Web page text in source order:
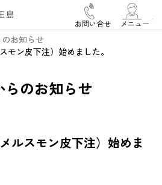
メニュー
お問い合せ
お知らせ
モン皮下注）始めました。
らのお知らせ
ルスモン皮下注）始めま